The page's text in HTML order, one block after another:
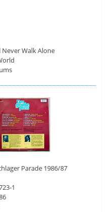
Never Walk Alone
Parade 1986/87
1